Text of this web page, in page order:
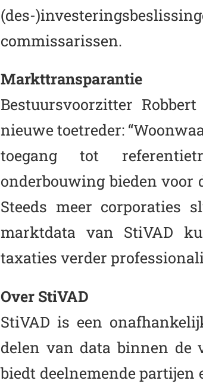
(des-
commissarissen.
Markttransparantie
Bestuursvoorzitter
nieuwe toetreder:
toegang tot
onderbouwing bieden
Steeds meer corporaties
marktdata van StiVAD
taxaties verder
Over StiVAD
StiVAD is een
delen van data binnen de
biedt deelnemende partijen